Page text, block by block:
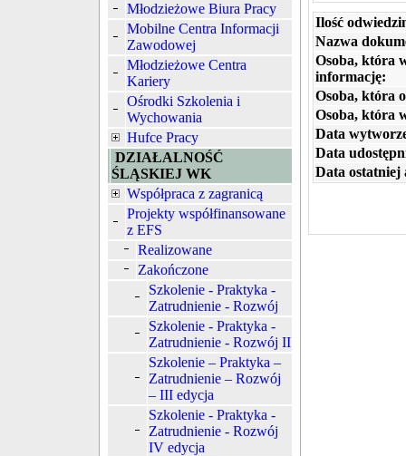
Młodzieżowe Biura Pracy
Mobilne Centra Informacji
Zawodowej
Młodzieżowe Centra
Kariery
Ośrodki Szkolenia i
Wychowania
Hufce Pracy
DZIAŁALNOŚĆ
ŚLĄSKIEJ WK
Współpraca z zagranicą
Projekty współfinansowane
z EFS
Realizowane
Zakończone
Szkolenie - Praktyka -
Zatrudnienie - Rozwój
Szkolenie - Praktyka -
Zatrudnienie - Rozwój II
Szkolenie – Praktyka –
Zatrudnienie – Rozwój
– III edycja
Szkolenie - Praktyka -
Zatrudnienie - Rozwój
IV edycja
Ilość
Nazwa
Osoba, która
informację:
Osoba, która
Osoba, która
Data
Data
Data